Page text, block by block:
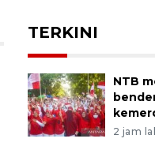
TERKINI
NTB
2 jam